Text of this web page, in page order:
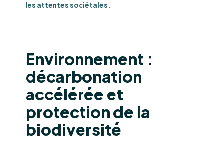
les attentes sociétales.
Environnement :
décarbonation
accélérée et
protection de la
biodiversité